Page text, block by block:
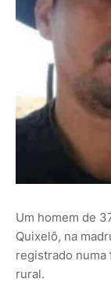
Um homem de
Quixelô, na
registrado numa
rural.